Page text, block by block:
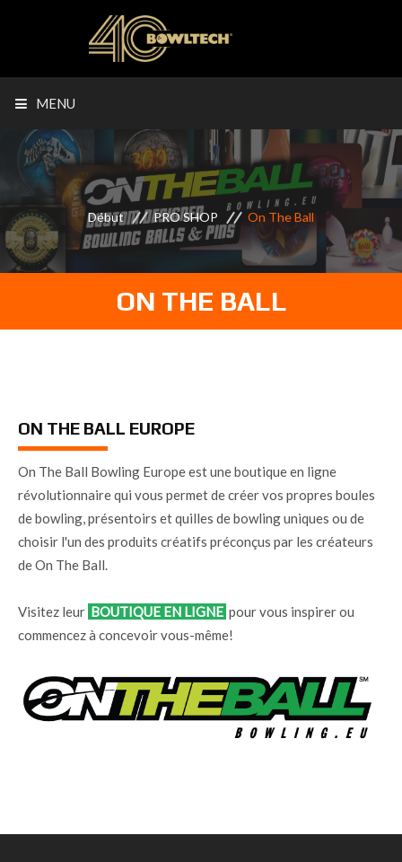
MENU
Début PRO SHOP On The Ball
ON THE BALL
ON THE BALL EUROPE
On The Ball Bowling Europe est une boutique en ligne
révolutionnaire qui vous permet de créer vos propres boules
de bowling, présentoirs et quilles de bowling uniques ou de
choisir l'un des produits créatifs préconçus par les créateurs
de On The Ball.
Visitez leur BOUTIQUE EN LIGNE pour vous inspirer ou
commencez à concevoir vous-même!